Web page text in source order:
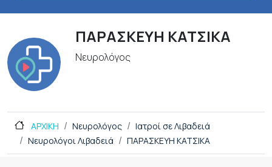
ΠΑΡΑΣΚΕΥΗ ΚΑΤΣΙΚΑ
Νευρολόγος
ΑΡΧΙΚΗ Νευρολόγος
Ιατροί σε Λιβαδειά
Νευρολόγοι Λιβαδειά
ΠΑΡΑΣΚΕΥΗ ΚΑΤΣΙΚΑ